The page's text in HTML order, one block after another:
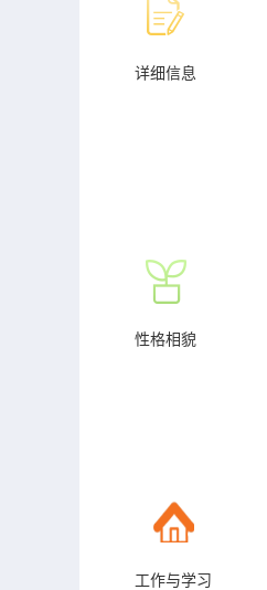
详细信息
性格相貌
工作与学习